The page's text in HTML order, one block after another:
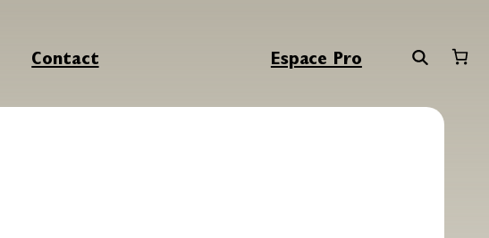
Contact Espace Pro